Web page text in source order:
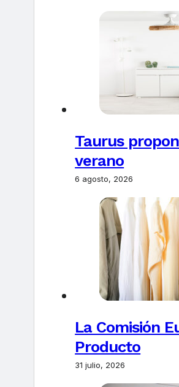
Taurus
verano
6 agosto, 2026
La Comisión
Producto
31 julio, 2026